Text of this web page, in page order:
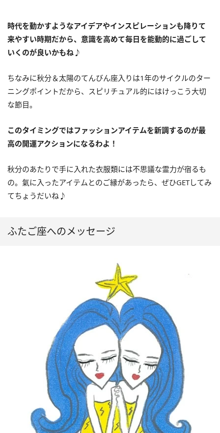
時代を動かすようなアイデアやインスピレーションも降りて
来やすい時期だから、意識を高めて毎日を能動的に過ごして
いくのが良いかもね♪
ちなみに秋分＆太陽のてんびん座入りは1年のサイクルのター
ニングポイントだから、スピリチュアル的にはけっこう大切
な節目。
このタイミングではファッションアイテムを新調するのが最
高の開運アクションになるわよ！
秋分のあたりで手に入れた衣服類には不思議な霊力が宿るも
の。氣に入ったアイテムとのご縁があったら、ぜひGETしてみ
てちょうだいね♪
ふたご座へのメッセージ